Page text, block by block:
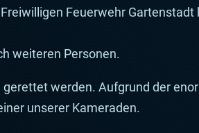
Feuerwehr
weiteren Personen.
werden. Aufgrund der
unserer Kameraden.